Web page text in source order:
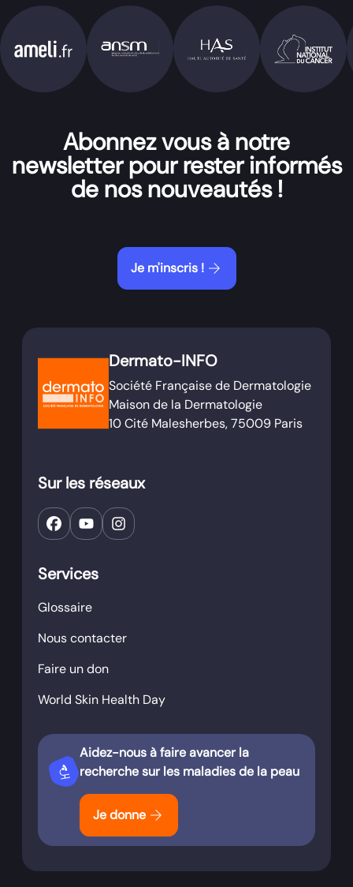
Abonnez vous à notre
newsletter pour rester informés
de nos nouveautés !
Je m'inscris ! arrow_forward
Dermato-INFO
Société Française de Dermatologie
Maison de la Dermatologie
10 Cité Malesherbes, 75009 Paris
Sur les réseaux
Services
Glossaire
Nous contacter
Faire un don
World Skin Health Day
biotech
Aidez-nous à faire avancer la
recherche sur les maladies de la peau
Je donne arrow_forward